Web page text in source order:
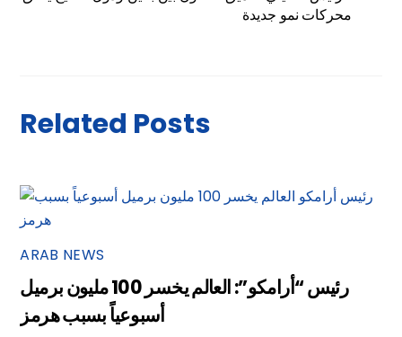
محركات نمو جديدة
Related Posts
ARAB NEWS
رئيس “أرامكو”: العالم يخسر 100 مليون برميل
أسبوعياً بسبب هرمز